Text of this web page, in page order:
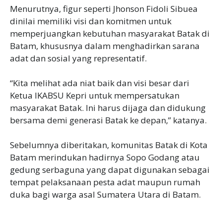
‎Menurutnya, figur seperti Jhonson Fidoli Sibuea
dinilai memiliki visi dan komitmen untuk
memperjuangkan kebutuhan masyarakat Batak di
Batam, khususnya dalam menghadirkan sarana
adat dan sosial yang representatif.
‎“Kita melihat ada niat baik dan visi besar dari
Ketua IKABSU Kepri untuk mempersatukan
masyarakat Batak. Ini harus dijaga dan didukung
bersama demi generasi Batak ke depan,” katanya.
‎Sebelumnya diberitakan, komunitas Batak di Kota
Batam merindukan hadirnya Sopo Godang atau
gedung serbaguna yang dapat digunakan sebagai
tempat pelaksanaan pesta adat maupun rumah
duka bagi warga asal Sumatera Utara di Batam.